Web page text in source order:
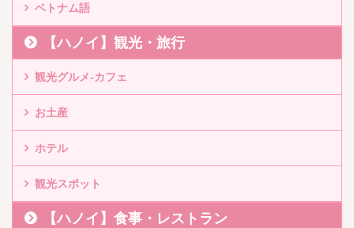
ベトナム語
【ハノイ】観光・旅行
観光グルメ-カフェ
お土産
ホテル
観光スポット
【ハノイ】食事・レストラン